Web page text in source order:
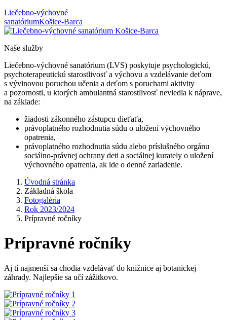
Liečebno-výchovné
sanatóriumKošice-Barca
Naše služby
Liečebno-výchovné sanatórium (LVS) poskytuje psychologickú,
psychoterapeutickú starostlivosť a výchovu a vzdelávanie deťom
s vývinovou poruchou učenia a deťom s poruchami aktivity
a pozornosti, u ktorých ambulantná starostlivosť neviedla k náprave,
na základe:
žiadosti zákonného zástupcu dieťaťa,
právoplatného rozhodnutia súdu o uložení výchovného
opatrenia,
právoplatného rozhodnutia súdu alebo príslušného orgánu
sociálno-právnej ochrany deti a sociálnej kurately o uložení
výchovného opatrenia, ak ide o denné zariadenie.
Úvodná stránka
Základná škola
Fotogaléria
Rok 2023/2024
Prípravné ročníky
Prípravné ročníky
Aj tí najmenší sa chodia vzdelávať do knižnice aj botanickej
záhrady. Najlepšie sa učí zážitkovo.